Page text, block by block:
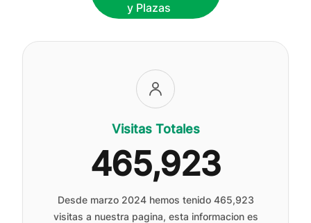
y Plazas
Visitas Totales
465,923
Desde marzo 2024 hemos tenido 465,923
visitas a nuestra pagina, esta informacion es